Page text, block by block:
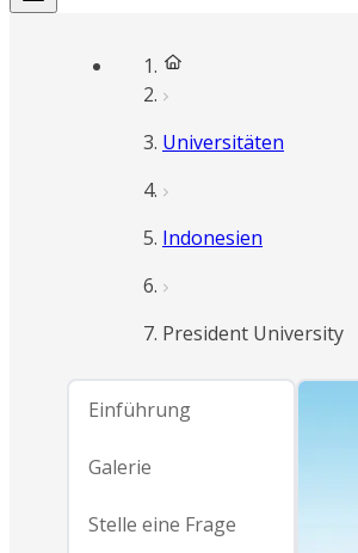
Universitäten
Indonesien
President University
Einführung
Galerie
Stelle eine Frage